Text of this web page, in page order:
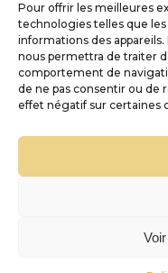
Pour offrir les meilleures
technologies telles que
informations des
nous permettra de traiter
comportement de
de ne pas consentir ou de
effet négatif sur certaines
"Clos des
Santenots"
Monopole
- 1 +